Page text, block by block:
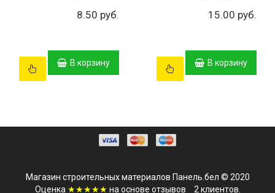
8.50 руб.
В корзину
15.00 руб.
В корзину
Магазин строительных материалов Панель.бел © 2020
Оценка ★★★★★ на основе отзывов 2 клиентов.